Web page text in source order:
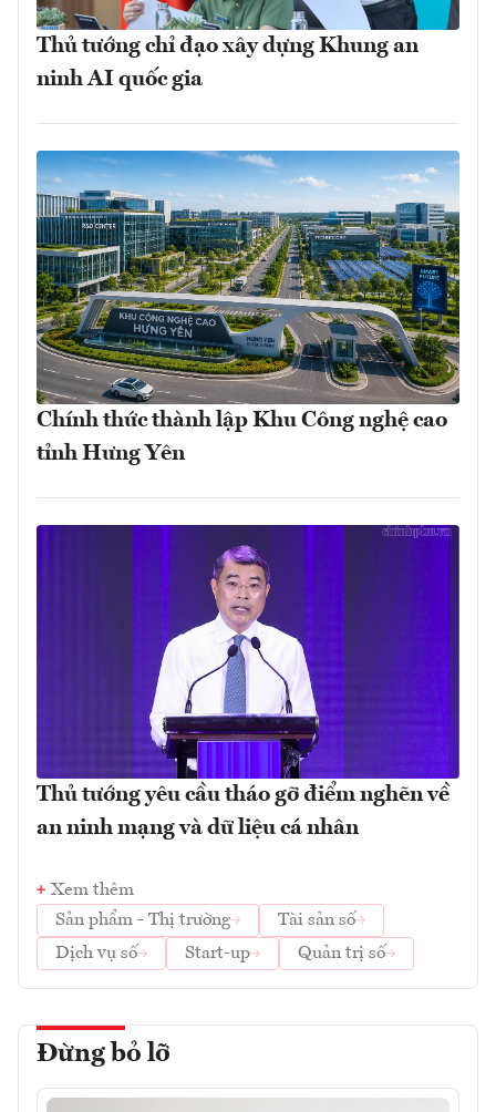
Thủ tướng chỉ đạo xây dựng Khung an
ninh AI quốc gia
Chính thức thành lập Khu Công nghệ cao
tỉnh Hưng Yên
Thủ tướng yêu cầu tháo gỡ điểm nghẽn về
an ninh mạng và dữ liệu cá nhân
Xem thêm
Sản phẩm - Thị trường
Tài sản số
Dịch vụ số
Start-up Quản trị số
Đừng bỏ lỡ